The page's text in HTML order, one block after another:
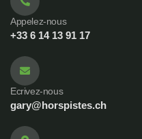
Appelez-nous
+33 6 14 13 91 17
Ecrivez-nous
gary@horspistes.ch